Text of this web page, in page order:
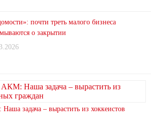
почти треть малого бизнеса
о закрытии
задача – вырастить из хоккеистов